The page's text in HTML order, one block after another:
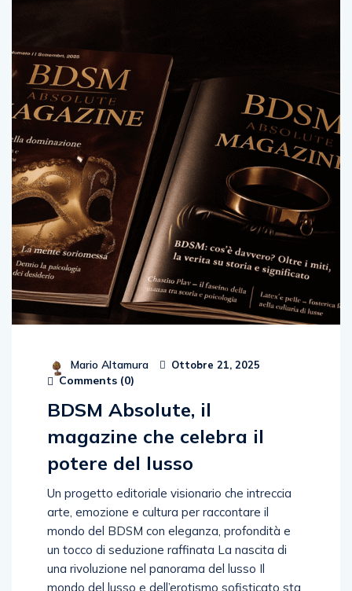
Mario Altamura Ottobre 21, 2025
Comments (0)
BDSM Absolute, il
magazine che celebra il
potere del lusso
Un progetto editoriale visionario che intreccia
arte, emozione e cultura per raccontare il
mondo del BDSM con eleganza, profondità e
un tocco di seduzione raffinata La nascita di
una rivoluzione nel panorama del lusso Il
mondo del lusso e dell’erotismo sofisticato sta